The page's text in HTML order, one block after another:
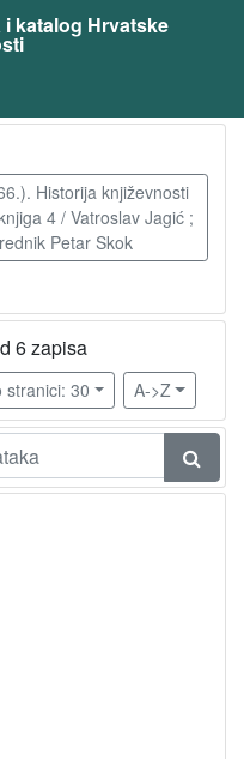
katalog Hrvatske
Historija književnosti
4 / Vatroslav Jagić ;
Petar Skok
6 zapisa
stranici: 30 A->Z